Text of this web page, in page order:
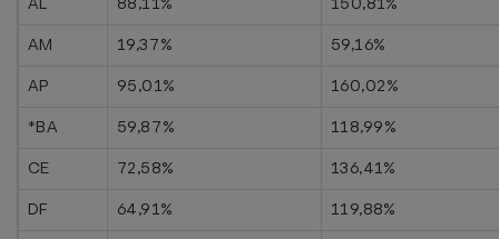
AM
19,37%
59,16%
AP
95,01%
160,02%
*BA
59,87%
118,99%
CE
72,58%
136,41%
DF
64,91%
119,88%